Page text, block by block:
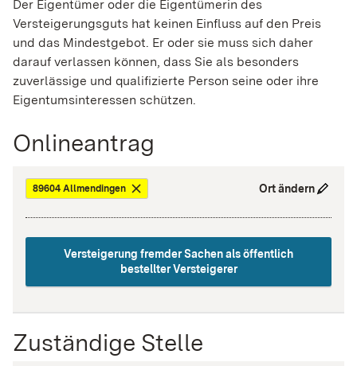
Der Eigentümer oder die Eigentümerin des
Versteigerungsguts hat keinen Einfluss auf den Preis
und das Mindestgebot. Er oder sie muss sich daher
darauf verlassen können, dass Sie als besonders
zuverlässige und qualifizierte Person seine oder ihre
Eigentumsinteressen schützen.
Onlineantrag
89604 Allmendingen Ort ändern
Versteigerung fremder Sachen als öffentlich
bestellter Versteigerer
Zuständige Stelle